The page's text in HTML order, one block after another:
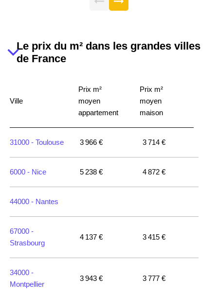
Le prix du m² dans les grandes villes
de France
Ville
Prix m²
moyen
appartement
Prix m²
moyen
maison
31000 - Toulouse 3 966 € 3 714 €
6000 - Nice 5 238 € 4 872 €
44000 - Nantes
67000 -
Strasbourg
4 137 € 3 415 €
34000 -
Montpellier
3 943 € 3 777 €